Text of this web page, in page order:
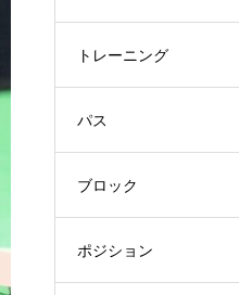
トレーニング
パス
ブロック
ポジション